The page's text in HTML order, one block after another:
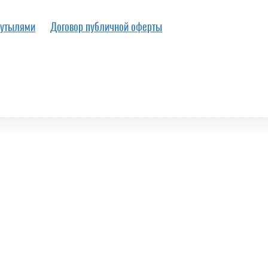
Договор публичной оферты